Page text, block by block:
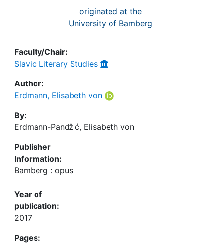
originated at the
University of Bamberg
Faculty/Chair:
Slavic Literary Studies
Author:
Erdmann, Elisabeth von
By:
Erdmann-Panǆić, Elisabeth von
Publisher
Information:
Bamberg : opus
Year of
publication:
2017
Pages: